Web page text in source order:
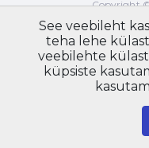
Copyright ©
See veebileht
teha lehe
veebilehte
küpsiste